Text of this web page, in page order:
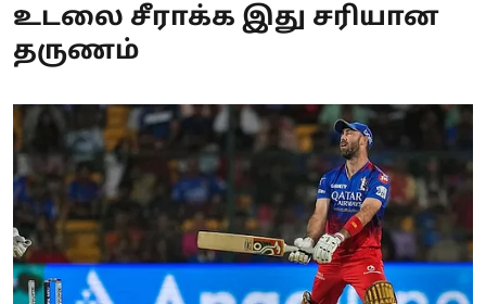
உடலை சீராக்க இது சரியான
தருணம்